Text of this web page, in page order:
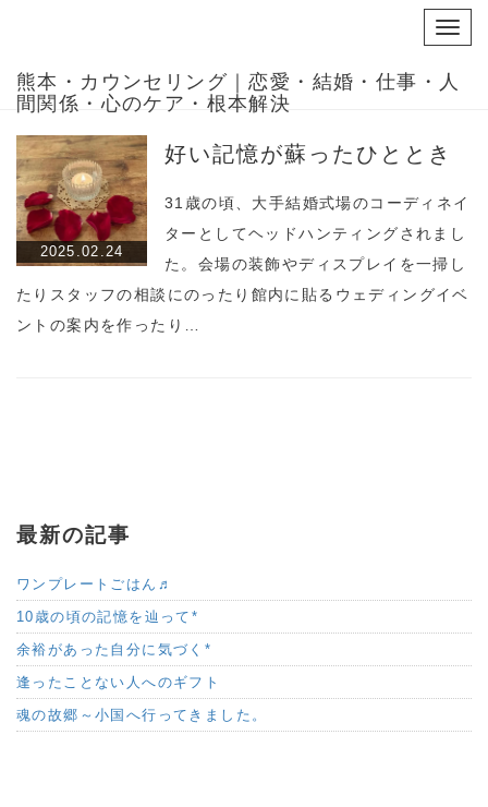
熊本・カウンセリング｜恋愛・結婚・仕事・人
間関係・心のケア・根本解決
2025.02.24
好い記憶が蘇ったひととき
31歳の頃、大手結婚式場のコーディネイ
ターとしてヘッドハンティングされまし
た。会場の装飾やディスプレイを一掃し
たりスタッフの相談にのったり館内に貼るウェディングイベ
ントの案内を作ったり…
最新の記事
ワンプレートごはん♬
10歳の頃の記憶を辿って*
余裕があった自分に気づく*
逢ったことない人へのギフト
魂の故郷～小国へ行ってきました。